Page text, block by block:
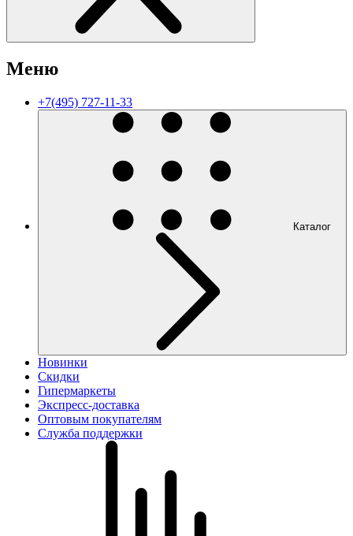
Меню
+7(495) 727-11-33
Каталог
Новинки
Скидки
Гипермаркеты
Экспресс-доставка
Оптовым покупателям
Служба поддержки